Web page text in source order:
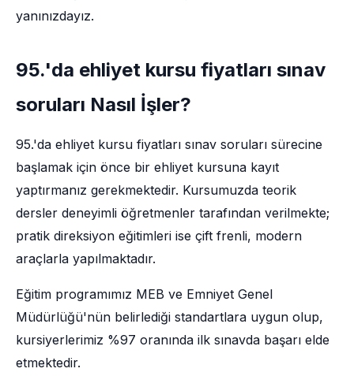
yanınızdayız.
95.'da ehliyet kursu fiyatları sınav
soruları Nasıl İşler?
95.'da ehliyet kursu fiyatları sınav soruları sürecine
başlamak için önce bir ehliyet kursuna kayıt
yaptırmanız gerekmektedir. Kursumuzda teorik
dersler deneyimli öğretmenler tarafından verilmekte;
pratik direksiyon eğitimleri ise çift frenli, modern
araçlarla yapılmaktadır.
Eğitim programımız MEB ve Emniyet Genel
Müdürlüğü'nün belirlediği standartlara uygun olup,
kursiyerlerimiz %97 oranında ilk sınavda başarı elde
etmektedir.